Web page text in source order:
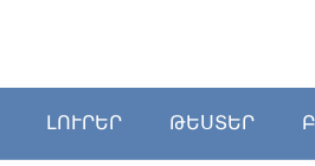
ԼՈՒՐԵՐ ԹԵՍՏԵՐ